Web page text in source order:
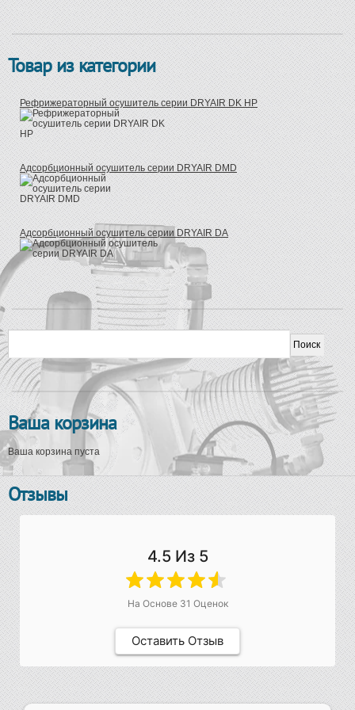
Товар из категории
Рефрижераторный осушитель серии DRYAIR DK HP
Адсорбционный осушитель серии DRYAIR DMD
Адсорбционный осушитель серии DRYAIR DA
Ваша корзина
Ваша корзина пуста
Отзывы
4.5Из 5
На Основе 31 Оценок
Оставить Отзыв